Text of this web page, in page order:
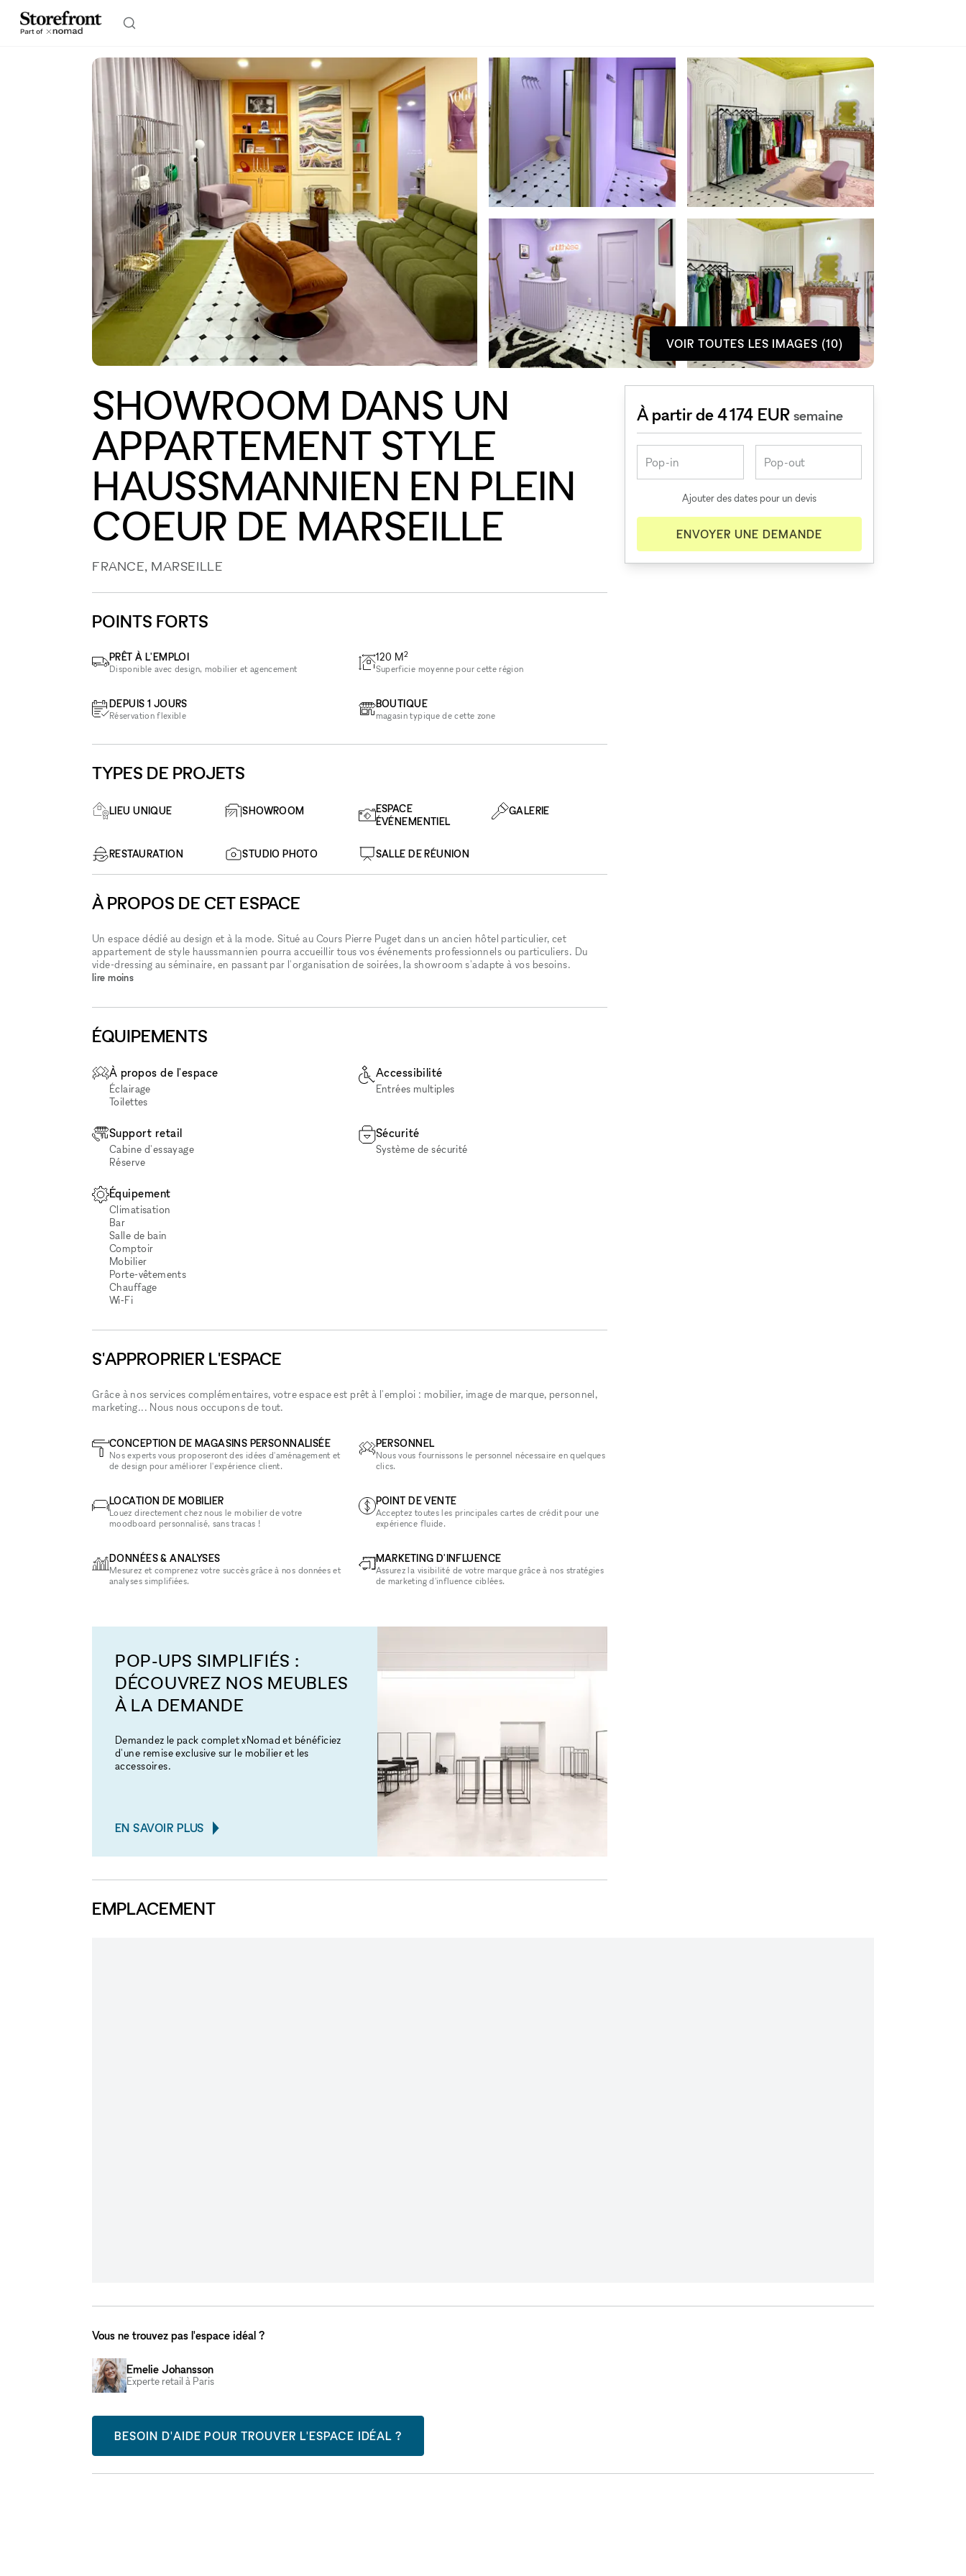
VOIR TOUTES LES IMAGES (10)
SHOWROOM DANS UN
APPARTEMENT STYLE
HAUSSMANNIEN EN PLEIN
COEUR DE MARSEILLE
FRANCE, MARSEILLE
POINTS FORTS
PRÊT À L'EMPLOI
Disponible avec design, mobilier et agencement
DEPUIS 1 JOURS
Réservation flexible
120 M2
Superficie moyenne pour cette région
BOUTIQUE
magasin typique de cette zone
TYPES DE PROJETS
LIEU UNIQUE SHOWROOM
ESPACE
ÉVÉNEMENTIEL
GALERIE
RESTAURATION STUDIO PHOTO SALLE DE RÉUNION
À PROPOS DE CET ESPACE
Un espace dédié au design et à la mode. Situé au Cours Pierre Puget dans un ancien hôtel particulier, cet
appartement de style haussmannien pourra accueillir tous vos événements professionnels ou particuliers. Du
vide-dressing au séminaire, en passant par l'organisation de soirées, la showroom s'adapte à vos besoins.
lire moins
ÉQUIPEMENTS
À propos de l'espace
Éclairage
Toilettes
Accessibilité
Entrées multiples
Support retail
Cabine d'essayage
Réserve
Sécurité
Système de sécurité
Équipement
Climatisation
Bar
Salle de bain
Comptoir
Mobilier
Porte-vêtements
Chauffage
Wi‑Fi
S'APPROPRIER L'ESPACE
Grâce à nos services complémentaires, votre espace est prêt à l'emploi : mobilier, image de marque, personnel,
marketing... Nous nous occupons de tout.
CONCEPTION DE MAGASINS PERSONNALISÉE
Nos experts vous proposeront des idées d'aménagement et
de design pour améliorer l'expérience client.
LOCATION DE MOBILIER
Louez directement chez nous le mobilier de votre
moodboard personnalisé, sans tracas !
DONNÉES & ANALYSES
Mesurez et comprenez votre succès grâce à nos données et
analyses simplifiées.
PERSONNEL
Nous vous fournissons le personnel nécessaire en quelques
clics.
POINT DE VENTE
Acceptez toutes les principales cartes de crédit pour une
expérience fluide.
MARKETING D'INFLUENCE
Assurez la visibilité de votre marque grâce à nos stratégies
de marketing d'influence ciblées.
POP-UPS SIMPLIFIÉS :
DÉCOUVREZ NOS MEUBLES
À LA DEMANDE
Demandez le pack complet xNomad et bénéficiez
d'une remise exclusive sur le mobilier et les
accessoires.
EN SAVOIR PLUS
À partir de 4 174 EURsemaine
Ajouter des dates pour un devis
ENVOYER UNE DEMANDE
EMPLACEMENT
Vous ne trouvez pas l'espace idéal ?
Emelie Johansson
Experte retail à Paris
BESOIN D'AIDE POUR TROUVER L'ESPACE IDÉAL ?